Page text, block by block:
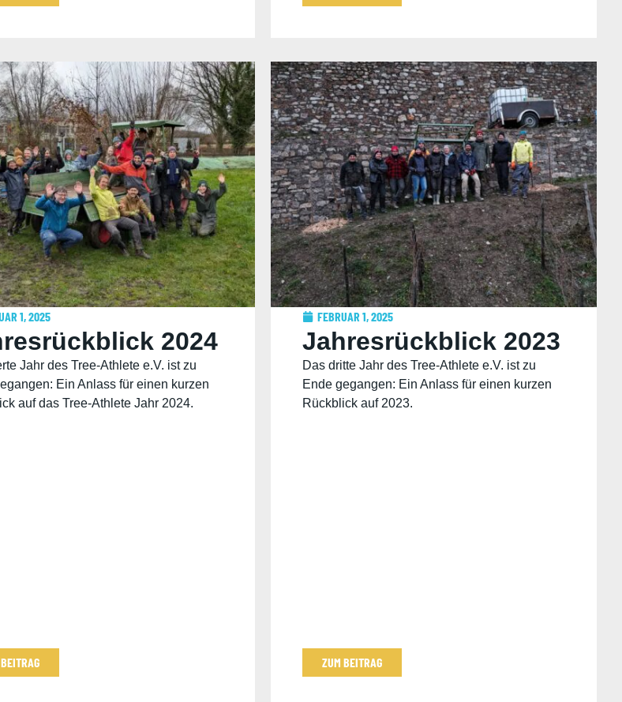
1, 2025
2024
Jahr des Tree-Athlete e.V. ist zu
Ein Anlass für einen kurzen
auf das Tree-Athlete Jahr 2024.
FEBRUAR 1, 2025
Jahresrückblick 2023
Das dritte Jahr des Tree-Athlete e.V. ist zu
Ende gegangen: Ein Anlass für einen kurzen
Rückblick auf 2023.
ZUM BEITRAG